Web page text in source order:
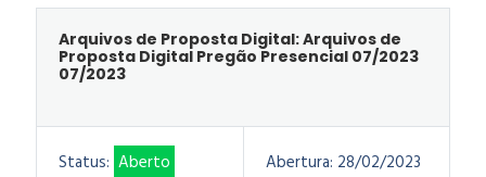
Arquivos de Proposta Digital: Arquivos de
Proposta Digital Pregão Presencial 07/2023
07/2023
Status: Aberto Abertura: 28/02/2023